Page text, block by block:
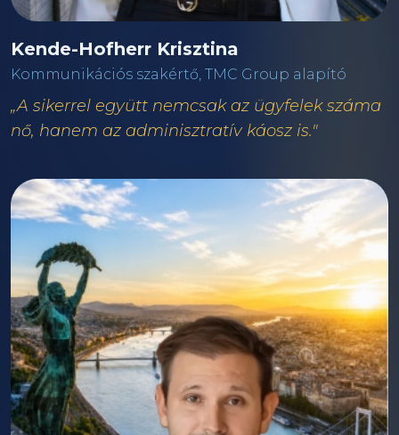
Kende-Hofherr Krisztina
Kommunikációs szakértő, TMC Group alapító
„A sikerrel együtt nemcsak az ügyfelek száma
nő, hanem az adminisztratív káosz is."